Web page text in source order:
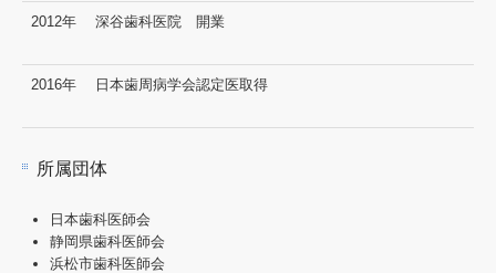
2012年 深谷歯科医院 開業
2016年 日本歯周病学会認定医取得
所属団体
日本歯科医師会
静岡県歯科医師会
浜松市歯科医師会